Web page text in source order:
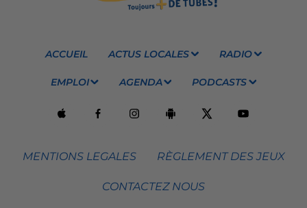
ACCUEIL ACTUS LOCALES RADIO
EMPLOI AGENDA PODCASTS
MENTIONS LEGALES RÈGLEMENT DES JEUX
CONTACTEZ NOUS